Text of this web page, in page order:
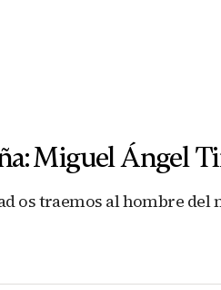
Miguel Ángel
os traemos al hombre